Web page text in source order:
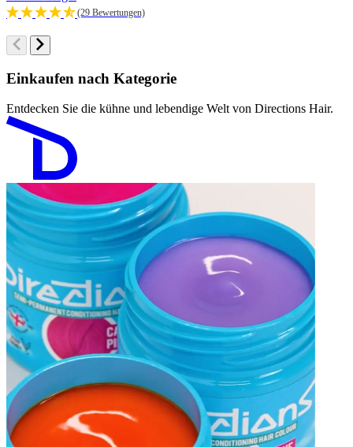
(29 Bewertungen)
Einkaufen nach Kategorie
Entdecken Sie die kühne und lebendige Welt von Directions Hair.